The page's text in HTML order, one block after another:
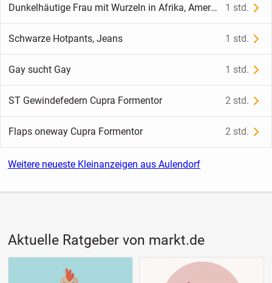
Dunkelhäutige Frau mit Wurzeln in Afrika, Amerika oder der Karibik gesucht 1 std.
Schwarze Hotpants, Jeans 1 std.
Gay sucht Gay 1 std.
ST Gewindefedern Cupra Formentor 2 std.
Flaps oneway Cupra Formentor 2 std.
Weitere neueste Kleinanzeigen aus Aulendorf
Aktuelle Ratgeber von markt.de